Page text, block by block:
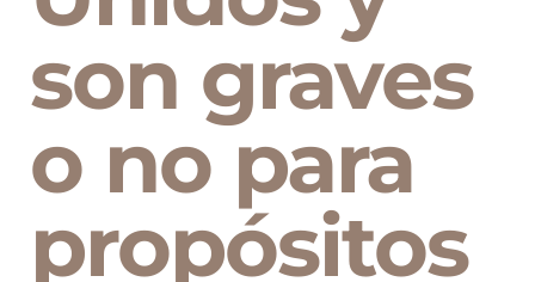
son graves
o no para
propósitos